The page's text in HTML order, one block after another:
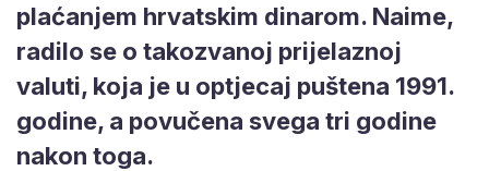
plaćanjem hrvatskim dinarom. Naime,
radilo se o takozvanoj prijelaznoj
valuti, koja je u optjecaj puštena 1991.
godine, a povučena svega tri godine
nakon toga.